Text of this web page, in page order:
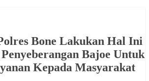
Bone Lakukan Hal Ini
Bajoe Untuk
Kepada Masyarakat